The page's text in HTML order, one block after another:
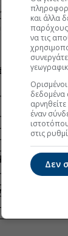
παρέμεινε
στο 4,5%
και άλλα
να τις
δεδομένα
έναν
στις
Δεν